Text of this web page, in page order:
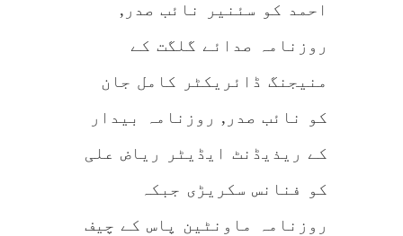
احمد کو سئنیر نائب صدر,
روزنامہ صدائے گلگت کے
منیجنگ ڈائریکٹر کامل جان
کو نائب صدر, روزنامہ بیدار
کے ریذیڈنٹ ایڈیٹر ریاض علی
کو فنانس سکریڑی جبکہ
روزنامہ ماونٹین پاس کے چیف